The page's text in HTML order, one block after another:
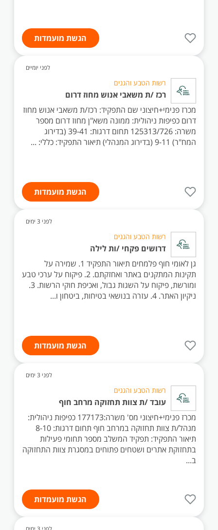
הגשת מועמדות
לפני יומיים
רשות הטבע והגנים
רכז /ת משאבי אנוש מחוז דרום
מכרז פנימי+חיצוני שם התפקיד: רכז/ת משאבי אנוש מחוז
דרום כפיפות ניהולית: ממונה משא"ן מחוז דרום מספר
משרה: 125313/726 תחום דרגות: 39-41 (בדירוג
המח"ר) 9-11 (בדירוג המנהלי) תיאור התפקיד: כללי: ...
הגשת מועמדות
לפני 3 ימים
רשות הטבע והגנים
דרושים פקחי /ות לילה
גן לאומי חוף פלמחים תיאור התפקיד 1. שמירה על
תקינות המתקנים באתר ואחזקתם. 2. פיקוח על ערכי טבע
ומורשת, פיקוח על השגות גבול, ואכיפת חוקי הרשות. 3.
ניקיון האתר. 4. עזרה בנושאי בטיחות, ביטחון ו...
הגשת מועמדות
לפני 3 ימים
רשות הטבע והגנים
עובד /ת צוות תחזוקה מרחב חוף
מכרז פנימי+חיצוני מס' משרה:177173 כפיפות ניהולית:
מנהל/ת צוות תחזוקה במרחב חוף תחום דרגות: 8-10
תיאור התפקיד: תפקיד המשלב מספר תחומי פעילות
בתחזוקת אתרים ושטחים פתוחים במסגרת צוות התחזוקה
ב...
הגשת מועמדות